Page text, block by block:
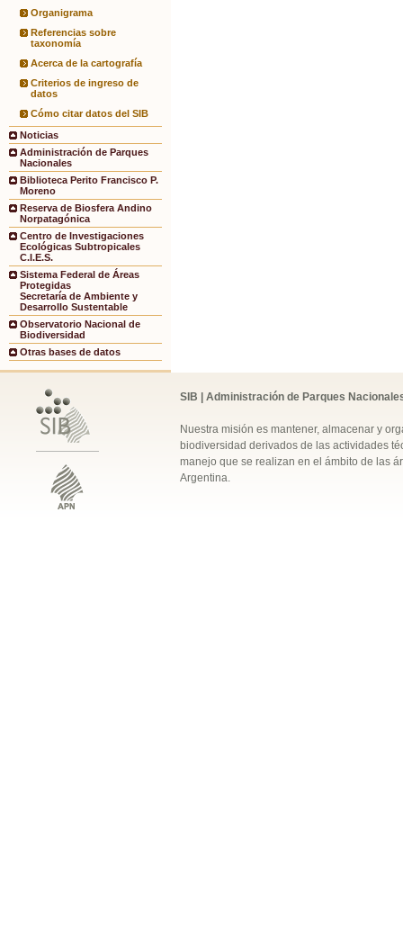
Organigrama
Referencias sobre
taxonomía
Acerca de la cartografía
Criterios de ingreso de
datos
Cómo citar datos del SIB
Noticias
Administración de Parques
Nacionales
Biblioteca Perito Francisco P.
Moreno
Reserva de Biosfera Andino
Norpatagónica
Centro de Investigaciones
Ecológicas Subtropicales
C.I.E.S.
Sistema Federal de Áreas
Protegidas
Secretaría de Ambiente y
Desarrollo Sustentable
Observatorio Nacional de
Biodiversidad
Otras bases de datos
SIB | Administración de Parques
Nuestra misión es mantener, almacenar y
biodiversidad derivados de las actividades
manejo que se realizan en el ámbito de las
Argentina.